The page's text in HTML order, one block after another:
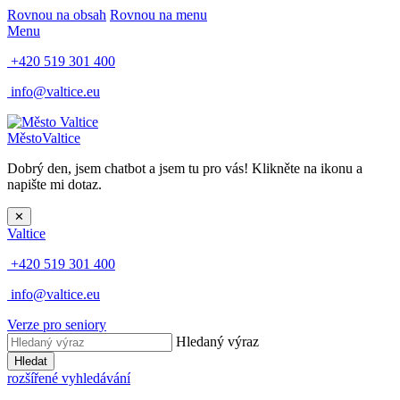
Rovnou na obsah Rovnou na menu
Menu
+420 519 301 400
info@valtice.eu
MěstoValtice
Dobrý den, jsem chatbot a jsem tu pro vás! Klikněte na ikonu a
napište mi dotaz.
✕
Valtice
+420 519 301 400
info@valtice.eu
Verze pro seniory
Hledaný výraz
Hledat
rozšířené vyhledávání